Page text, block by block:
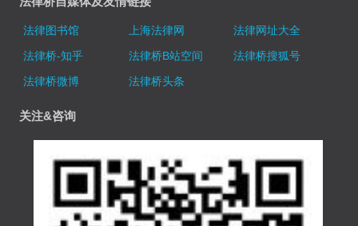
法律图书馆 上海法律网
法律网址大全
法律桥-知乎
法律桥B站空间
法律桥搜狐号
法律桥微博
法律桥头条
关注&咨询